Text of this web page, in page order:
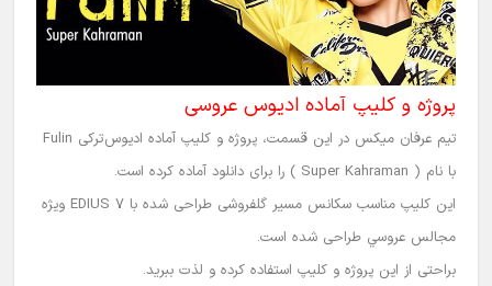
پروژه و کلیپ آماده ادیوس عروسی
تیم عرفان میکس در این قسمت، پروژه و کلیپ آماده ادیوس
ترکی Fulin
با نام ( Super Kahraman ) را برای دانلود آماده کرده است.
این کلیپ مناسب سکانس مسیر گلفروشی طراحی شده با EDIUS 7 ويژه
مجالس عروسي طراحی شده است.
براحتی از این پروژه و کلیپ استفاده کرده و لذت ببرید.